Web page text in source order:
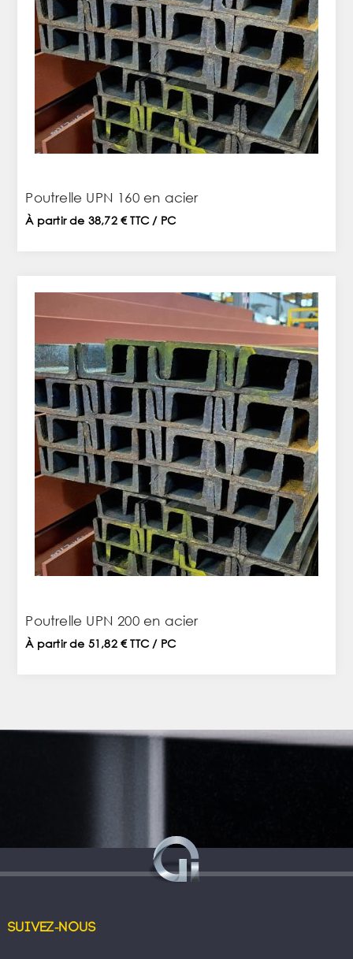
Poutrelle UPN 160 en acier
À partir de 38,72 € TTC / PC
Poutrelle UPN 200 en acier
À partir de 51,82 € TTC / PC
Suivez-nous